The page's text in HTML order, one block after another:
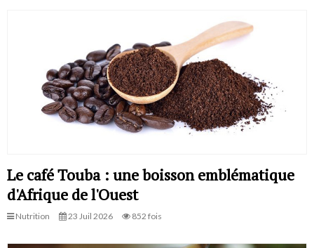
Le café Touba : une boisson emblématique
d'Afrique de l'Ouest
Nutrition 23 Juil 2026 852 fois